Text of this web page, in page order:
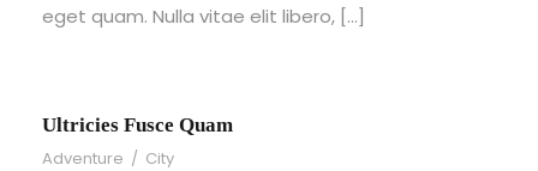
eget quam. Nulla vitae elit libero, […]
Ultricies Fusce Quam
Adventure / City